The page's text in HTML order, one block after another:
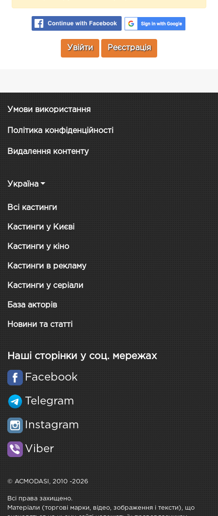
Увійти Реєстрація
Умови використання
Політика конфіденційності
Видалення контенту
Україна
Всі кастинги
Кастинги у Києві
Кастинги у кіно
Кастинги в рекламу
Кастинги у серіали
База акторів
Новини та статті
Наші сторінки у соц. мережах
Facebook
Telegram
Instagram
Viber
© ACMODASI, 2010 -2026
Всі права захищено.
Матеріали (торгові марки, відео, зображення і тексти), що